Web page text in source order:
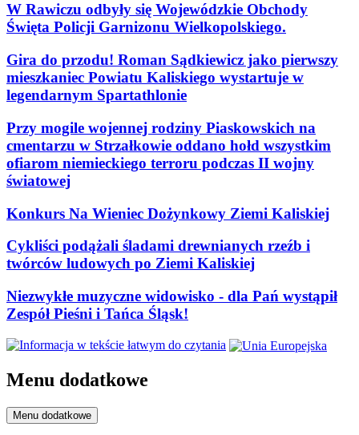
W Rawiczu odbyły się Wojewódzkie Obchody
Święta Policji Garnizonu Wielkopolskiego.
Gira do przodu! Roman Sądkiewicz jako pierwszy
mieszkaniec Powiatu Kaliskiego wystartuje w
legendarnym Spartathlonie
Przy mogile wojennej rodziny Piaskowskich na
cmentarzu w Strzałkowie oddano hołd wszystkim
ofiarom niemieckiego terroru podczas II wojny
światowej
Konkurs Na Wieniec Dożynkowy Ziemi Kaliskiej
Cykliści podążali śladami drewnianych rzeźb i
twórców ludowych po Ziemi Kaliskiej
Niezwykłe muzyczne widowisko - dla Pań wystąpił
Zespół Pieśni i Tańca Śląsk!
Menu dodatkowe
Menu dodatkowe